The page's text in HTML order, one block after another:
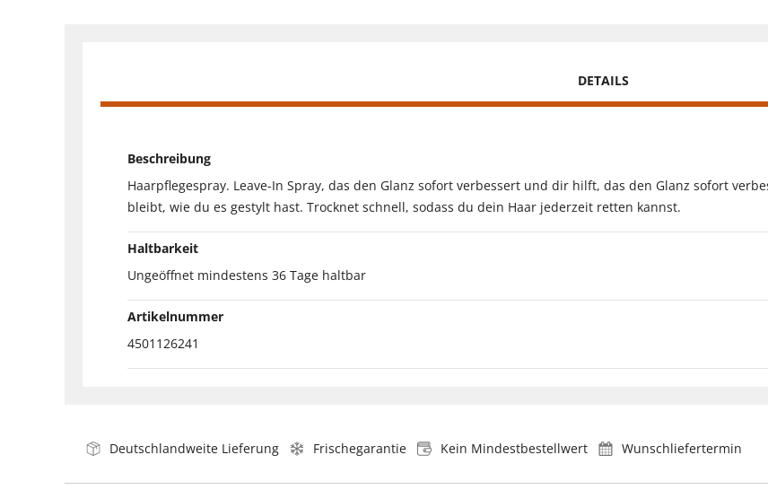
DETAILS
Beschreibung
Haarpflegespray. Leave-In Spray, das den Glanz sofort verbessert und dir hilft, das den Glanz sofort
bleibt, wie du es gestylt hast. Trocknet schnell, sodass du dein Haar jederzeit retten kannst.
Haltbarkeit
Ungeöffnet mindestens 36 Tage haltbar
Artikelnummer
4501126241
Deutschlandweite Lieferung Frischegarantie Kein Mindestbestellwert Wunschliefertermin